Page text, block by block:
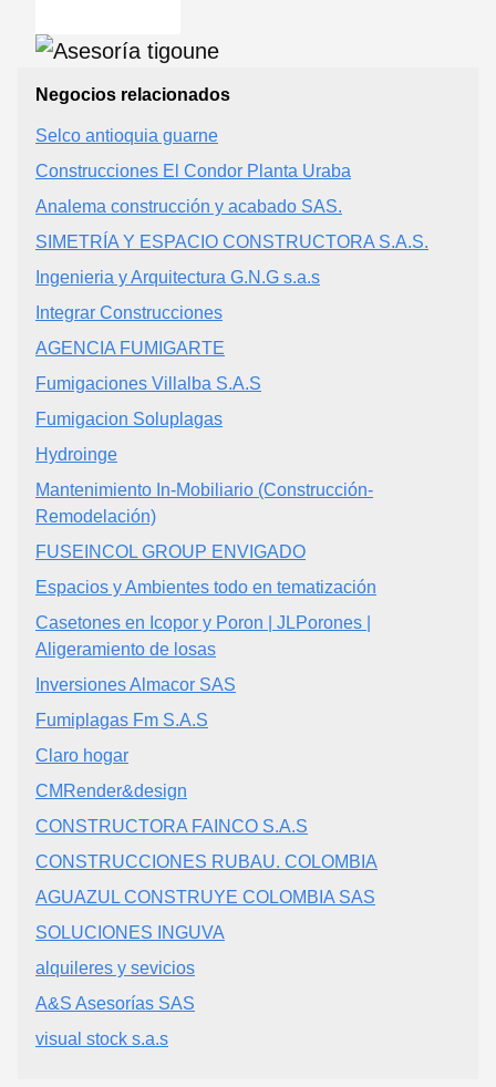
Negocios relacionados
Selco antioquia guarne
Construcciones El Condor Planta Uraba
Analema construcción y acabado SAS.
SIMETRÍA Y ESPACIO CONSTRUCTORA S.A.S.
Ingenieria y Arquitectura G.N.G s.a.s
Integrar Construcciones
AGENCIA FUMIGARTE
Fumigaciones Villalba S.A.S
Fumigacion Soluplagas
Hydroinge
Mantenimiento In-Mobiliario (Construcción-
Remodelación)
FUSEINCOL GROUP ENVIGADO
Espacios y Ambientes todo en tematización
Casetones en Icopor y Poron | JLPorones |
Aligeramiento de losas
Inversiones Almacor SAS
Fumiplagas Fm S.A.S
Claro hogar
CMRender&design
CONSTRUCTORA FAINCO S.A.S
CONSTRUCCIONES RUBAU. COLOMBIA
AGUAZUL CONSTRUYE COLOMBIA SAS
SOLUCIONES INGUVA
alquileres y sevicios
A&S Asesorías SAS
visual stock s.a.s